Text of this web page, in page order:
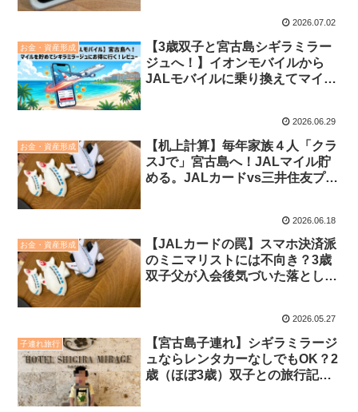
2026.07.02
お金・資産形成
【3歳双子と宮古島シギラミラー
ジュへ！】イオンモバイルから
JALモバイルに乗り換えてマイル
2026.06.29
お金・資産形成
【机上計算】毎年家族４人「クラ
スJで」宮古島へ！JALマイル貯
める。JALカードvs三井住友プラ
2026.06.18
お金・資産形成
【JALカードの罠】スマホ決済派
のミニマリストには不向き？3歳
双子父が入会後気づいた落とし穴
2026.05.27
子連れ旅行
【宮古島子連れ】シギラミラージ
ュならレンタカーなしでもOK？2
歳（ほぼ3歳）双子との旅行記・